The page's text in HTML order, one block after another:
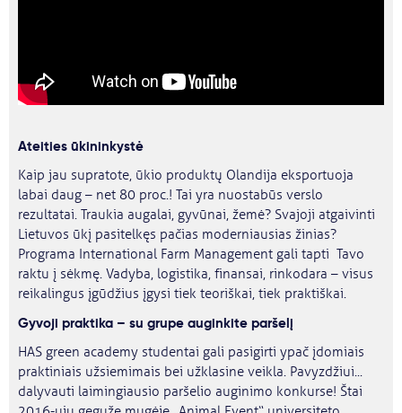
Ateities ūkininkystė
Kaip jau supratote, ūkio produktų Olandija eksportuoja
labai daug – net 80 proc.! Tai yra nuostabūs verslo
rezultatai. Traukia augalai, gyvūnai, žemė? Svajoji atgaivinti
Lietuvos ūkį pasitelkęs pačias moderniausias žinias?
Programa International Farm Management gali tapti Tavo
raktu į sėkmę. Vadyba, logistika, finansai, rinkodara – visus
reikalingus įgūdžius įgysi tiek teoriškai, tiek praktiškai.
Gyvoji praktika – su grupe auginkite paršelį
HAS green academy studentai gali pasigirti ypač įdomiais
praktiniais užsiemimais bei užklasine veikla. Pavyzdžiui...
dalyvauti laimingiausio paršelio auginimo konkurse! Štai